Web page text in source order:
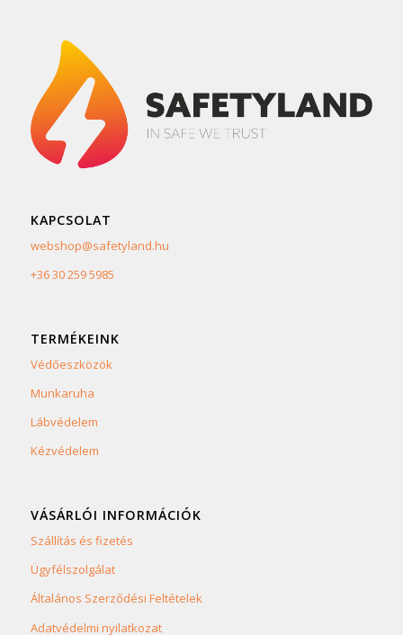
KAPCSOLAT
webshop@safetyland.hu
+36 30 259 5985
TERMÉKEINK
Védőeszközök
Munkaruha
Lábvédelem
Kézvédelem
VÁSÁRLÓI INFORMÁCIÓK
Szállítás és fizetés
Ügyfélszolgálat
Általános Szerződési Feltételek
Adatvédelmi nyilatkozat